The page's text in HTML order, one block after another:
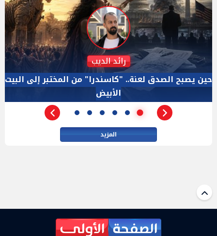
دكتور نزيه الحكيم
الإجازة البرلمانية ليست إجازة من الرقابة.. والسؤال ليس
الأداة الوحيده بعد فض الانعقاد
المزيد